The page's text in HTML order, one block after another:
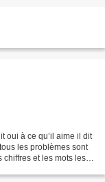
oui à ce qu’il aime il dit
les problèmes sont
chiffres et les mots les